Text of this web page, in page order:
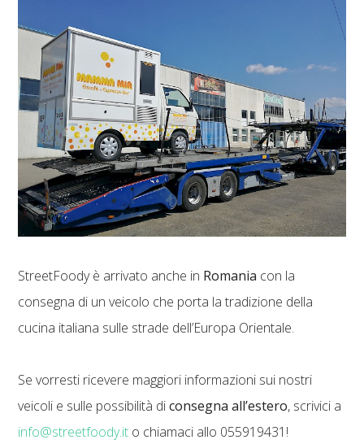
StreetFoody è arrivato anche in Romania con la
consegna di un veicolo che porta la tradizione della
cucina italiana sulle strade dell’Europa Orientale.
Se vorresti ricevere maggiori informazioni sui nostri
veicoli e sulle possibilità diconsegna all’estero, scrivici a
info@streetfoody.it o chiamaci allo 055919431!